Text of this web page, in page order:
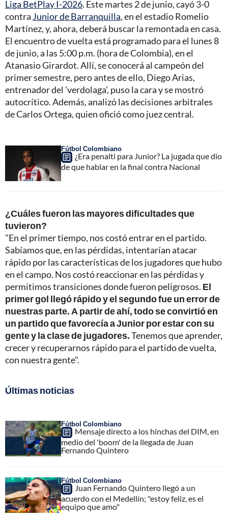
Liga BetPlay I-2026. Este martes 2 de junio, cayó 3-0
contra Junior de Barranquilla, en el estadio Romelio
Martínez, y, ahora, deberá buscar la remontada en casa.
El encuentro de vuelta está programado para el lunes 8
de junio, a las 5:00 p.m. (hora de Colombia), en el
Atanasio Girardot. Allí, se conocerá al campeón del
primer semestre, pero antes de ello, Diego Arias,
entrenador del 'verdolaga', puso la cara y se mostró
autocrítico. Además, analizó las decisiones arbitrales
de Carlos Ortega, quien ofició como juez central.
Fútbol Colombiano
¿Era penalti para Junior? La jugada que dio
de que hablar en la final contra Nacional
¿Cuáles fueron las mayores dificultades que
tuvieron?
"En el primer tiempo, nos costó entrar en el partido.
Sabíamos que, en las pérdidas, intentarían atacar
rápido por las características de los jugadores que hubo
en el campo. Nos costó reaccionar en las pérdidas y
permitimos transiciones donde fueron peligrosos. El
primer gol llegó rápido y el segundo fue un error de
nuestras parte. A partir de ahí, todo se convirtió en
un partido que favorecía a Junior por estar con su
gente y la clase de jugadores.Tenemos que aprender,
crecer y recuperarnos rápido para el partido de vuelta,
con nuestra gente".
Últimas noticias
Fútbol Colombiano
Mensaje directo a los hinchas del DIM, en
medio del 'boom' de la llegada de Juan
Fernando Quintero
Fútbol Colombiano
Juan Fernando Quintero llegó a un
acuerdo con el Medellín; "estoy feliz, es el
equipo que amo"